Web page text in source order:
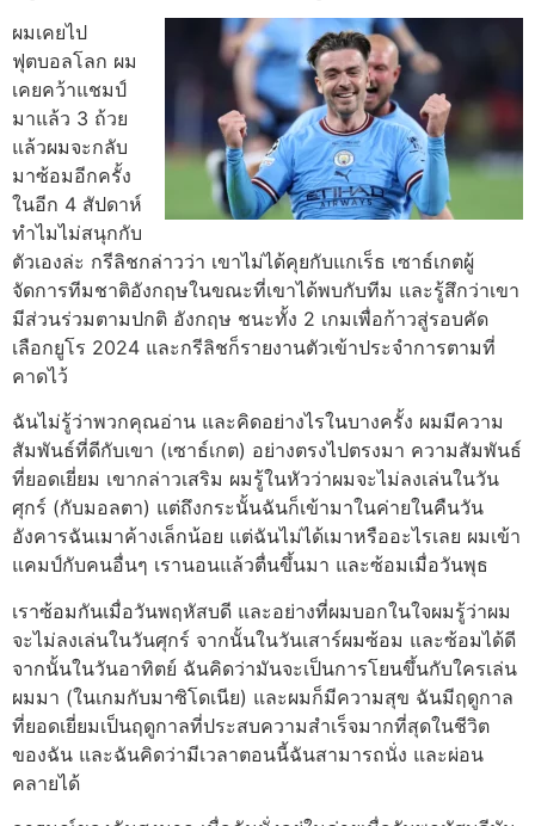
ผมเคยไป
ฟุตบอลโลก ผม
เคยคว้าแชมป์
มาแล้ว 3 ถ้วย
แล้วผมจะกลับ
มาซ้อมอีกครั้ง
ในอีก 4 สัปดาห์
ทําไมไม่สนุกกับ
ตัวเองล่ะ กรีลิชกล่าวว่า เขาไม่ได้คุยกับแกเร็ธ เซาธ์เกตผู้
จัดการทีมชาติอังกฤษในขณะที่เขาได้พบกับทีม และรู้สึกว่าเขา
มีส่วนร่วมตามปกติ อังกฤษ ชนะทั้ง 2 เกมเพื่อก้าวสู่รอบคัด
เลือกยูโร 2024 และกรีลิชก็รายงานตัวเข้าประจําการตามที่
คาดไว้
ฉันไม่รู้ว่าพวกคุณอ่าน และคิดอย่างไรในบางครั้ง ผมมีความ
สัมพันธ์ที่ดีกับเขา (เซาธ์เกต) อย่างตรงไปตรงมา ความสัมพันธ์
ที่ยอดเยี่ยม เขากล่าวเสริม ผมรู้ในหัวว่าผมจะไม่ลงเล่นในวัน
ศุกร์ (กับมอลตา) แต่ถึงกระนั้นฉันก็เข้ามาในค่ายในคืนวัน
อังคารฉันเมาค้างเล็กน้อย แต่ฉันไม่ได้เมาหรืออะไรเลย ผมเข้า
แคมป์กับคนอื่นๆ เรานอนแล้วตื่นขึ้นมา และซ้อมเมื่อวันพุธ
เราซ้อมกันเมื่อวันพฤหัสบดี และอย่างที่ผมบอกในใจผมรู้ว่าผม
จะไม่ลงเล่นในวันศุกร์ จากนั้นในวันเสาร์ผมซ้อม และซ้อมได้ดี
จากนั้นในวันอาทิตย์ ฉันคิดว่ามันจะเป็นการโยนขึ้นกับใครเล่น
ผมมา (ในเกมกับมาซิโดเนีย) และผมก็มีความสุข ฉันมีฤดูกาล
ที่ยอดเยี่ยมเป็นฤดูกาลที่ประสบความสําเร็จมากที่สุดในชีวิต
ของฉัน และฉันคิดว่ามีเวลาตอนนี้ฉันสามารถนั่ง และผ่อน
คลายได้